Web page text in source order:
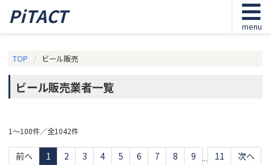
PiTACT menu
TOP ビール販売
ビール販売業者一覧
1～100件／全1042件
前へ 1 2 3 4 5 6 7 8 9 ... 11 次へ